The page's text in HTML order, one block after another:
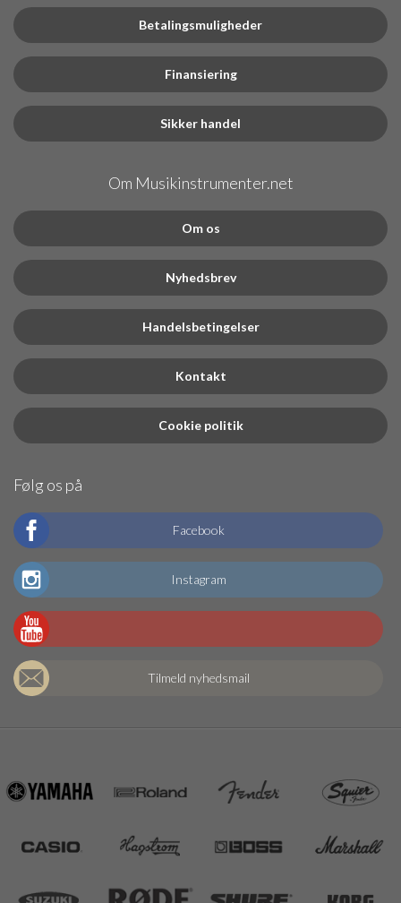
Betalingsmuligheder
Finansiering
Sikker handel
Om Musikinstrumenter.net
Om os
Nyhedsbrev
Handelsbetingelser
Kontakt
Cookie politik
Følg os på
Facebook
Instagram
Tilmeld nyhedsmail